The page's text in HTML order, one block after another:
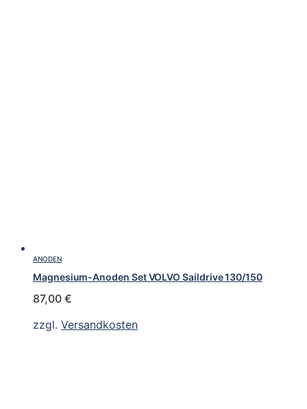
ANODEN
Magnesium-Anoden Set VOLVO Saildrive 130/150
87,00 €
zzgl. Versandkosten